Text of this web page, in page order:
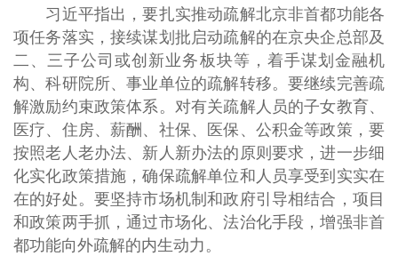
习近平指出，要扎实推动疏解北京非首都功能各
项任务落实，接续谋划批启动疏解的在京央企总部及
二、三子公司或创新业务板块等，着手谋划金融机
构、科研院所、事业单位的疏解转移。要继续完善疏
解激励约束政策体系。对有关疏解人员的子女教育、
医疗、住房、薪酬、社保、医保、公积金等政策，要
按照老人老办法、新人新办法的原则要求，进一步细
化实化政策措施，确保疏解单位和人员享受到实实在
在的好处。要坚持市场机制和政府引导相结合，项目
和政策两手抓，通过市场化、法治化手段，增强非首
都功能向外疏解的内生动力。